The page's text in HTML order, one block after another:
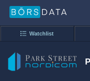
Watchlist